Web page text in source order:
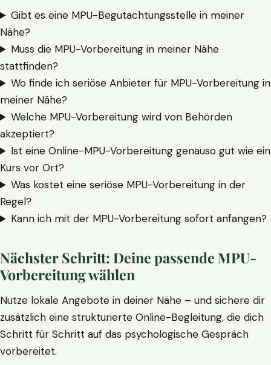
Gibt es eine MPU-Begutachtungsstelle in meiner
Nähe?
Muss die MPU-Vorbereitung in meiner Nähe
stattfinden?
Wo finde ich seriöse Anbieter für MPU-Vorbereitung in
meiner Nähe?
Welche MPU-Vorbereitung wird von Behörden
akzeptiert?
Ist eine Online-MPU-Vorbereitung genauso gut wie ein
Kurs vor Ort?
Was kostet eine seriöse MPU-Vorbereitung in der
Regel?
Kann ich mit der MPU-Vorbereitung sofort anfangen?
Nächster Schritt: Deine passende MPU-
Vorbereitung wählen
Nutze lokale Angebote in deiner Nähe – und sichere dir
zusätzlich eine strukturierte Online-Begleitung, die dich
Schritt für Schritt auf das psychologische Gespräch
vorbereitet.